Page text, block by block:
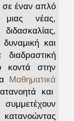
σε έναν απλό
νέας,
και
κοντά στην
Μαθηματικά
και
κατανοώντας